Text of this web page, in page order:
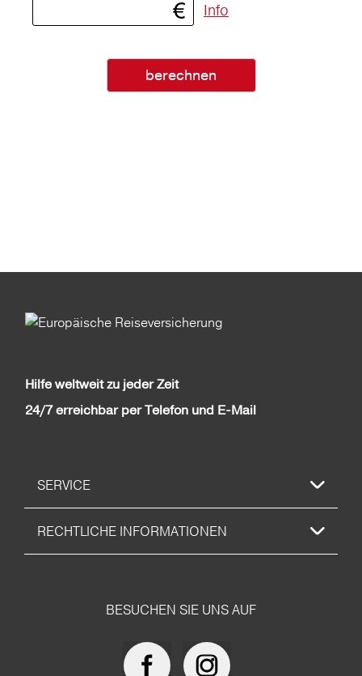
Info
berechnen
Hilfe weltweit zu jeder Zeit
24/7 erreichbar per Telefon und E-Mail
SERVICE
RECHTLICHE INFORMATIONEN
BESUCHEN SIE UNS AUF